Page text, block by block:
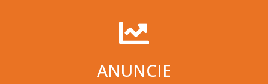
ANUNCIE